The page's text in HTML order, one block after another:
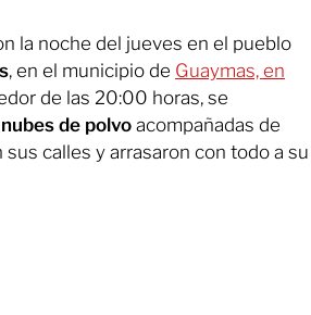
la noche del jueves en el pueblo
, en el municipio de Guaymas, en
de las 20:00 horas, se
de polvo acompañadas de
calles y arrasaron con todo a su